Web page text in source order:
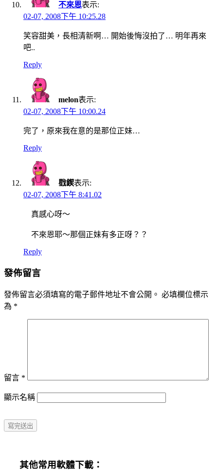
不來恩表示:
02-07, 2008下午 10:25.28
笑容甜美，長相清新啊… 開始後悔沒拍了… 明年再來
吧..
Reply
melon表示:
02-07, 2008下午 10:00.24
完了，原來我在意的是那位正妹…
Reply
戥鍥表示:
02-07, 2008下午 8:41.02
真感心呀～
不來恩耶～那個正妹有多正呀？？
Reply
發佈留言
發佈留言必須填寫的電子郵件地址不會公開。 必填欄位標示
為 *
留言 *
顯示名稱
其他常用軟體下載：